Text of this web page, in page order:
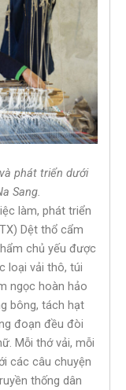
phát triển dưới
Sang.
làm, phát triển
Dệt thổ cẩm
chủ yếu được
loại vải thô, túi
ngọc hoàn hảo
bông, tách hạt
đoạn đều đòi
Mỗi thớ vải, mỗi
các câu chuyện
thống dân